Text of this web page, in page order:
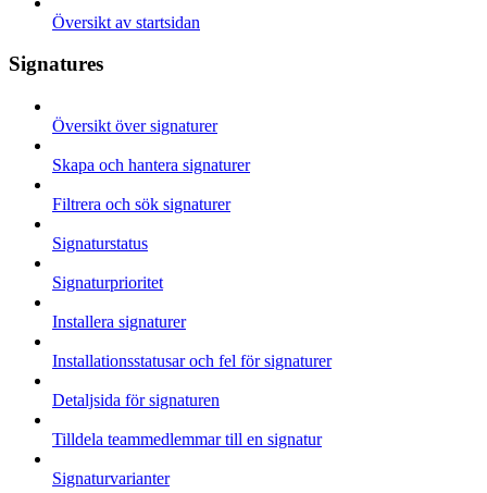
Översikt av startsidan
Signatures
Översikt över signaturer
Skapa och hantera signaturer
Filtrera och sök signaturer
Signaturstatus
Signaturprioritet
Installera signaturer
Installationsstatusar och fel för signaturer
Detaljsida för signaturen
Tilldela teammedlemmar till en signatur
Signaturvarianter